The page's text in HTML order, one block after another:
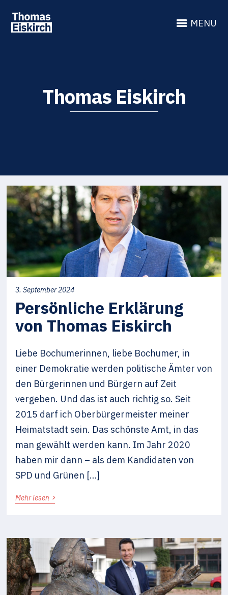
MENU
Thomas Eiskirch
3. September 2024
Persönliche Erklärung
von Thomas Eiskirch
Liebe Bochumerinnen, liebe Bochumer, in
einer Demokratie werden politische Ämter von
den Bürgerinnen und Bürgern auf Zeit
vergeben. Und das ist auch richtig so. Seit
2015 darf ich Oberbürgermeister meiner
Heimatstadt sein. Das schönste Amt, in das
man gewählt werden kann. Im Jahr 2020
haben mir dann – als dem Kandidaten von
SPD und Grünen […]
Mehr lesen ›